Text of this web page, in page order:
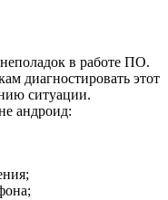
в работе ПО.
диагностировать этот
ситуации.
андроид: